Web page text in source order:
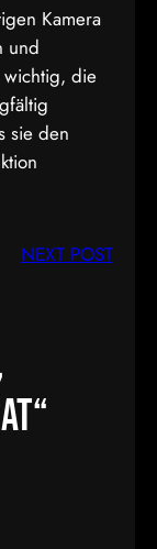
Kamera
und
wichtig, die
sie den
NEXT POST